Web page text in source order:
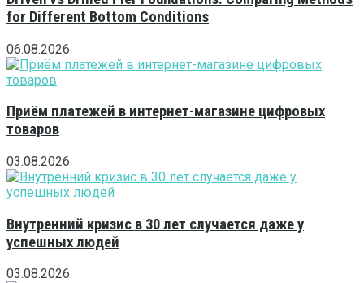
for Different Bottom Conditions
06.08.2026
Приём платежей в интернет-магазине цифровых
товаров
03.08.2026
Внутренний кризис в 30 лет случается даже у
успешных людей
03.08.2026